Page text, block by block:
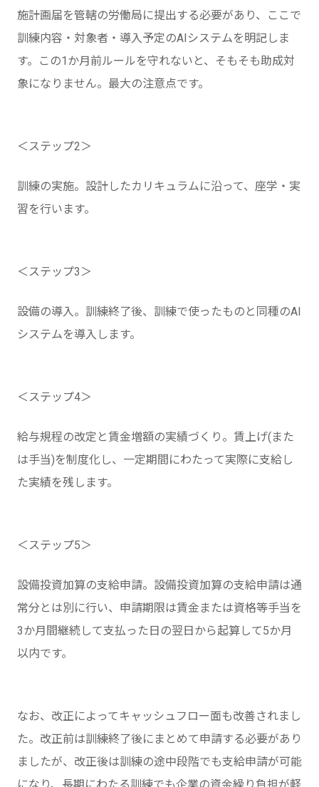
施計画届を管轄の労働局に提出する必要があり、ここで
訓練内容・対象者・導入予定のAIシステムを明記しま
す。この1か月前ルールを守れないと、そもそも助成対
象になりません。最大の注意点です。
＜ステップ2＞
訓練の実施。設計したカリキュラムに沿って、座学・実
習を行います。
＜ステップ3＞
設備の導入。訓練終了後、訓練で使ったものと同種のAI
システムを導入します。
＜ステップ4＞
給与規程の改定と賃金増額の実績づくり。賃上げ(また
は手当)を制度化し、一定期間にわたって実際に支給し
た実績を残します。
＜ステップ5＞
設備投資加算の支給申請。設備投資加算の支給申請は通
常分とは別に行い、申請期限は賃金または資格等手当を
3か月間継続して支払った日の翌日から起算して5か月
以内です。
なお、改正によってキャッシュフロー面も改善されまし
た。改正前は訓練終了後にまとめて申請する必要があり
ましたが、改正後は訓練の途中段階でも支給申請が可能